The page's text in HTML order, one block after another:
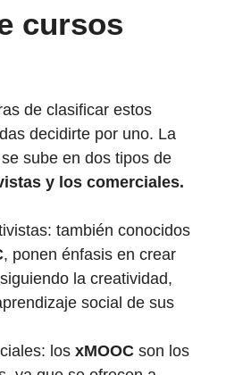
cursos
de clasificar estos
decidirte por uno. La
sube en dos tipos de
y los comerciales.
también conocidos
, ponen énfasis en crear
la creatividad,
social de sus
los xMOOC son los